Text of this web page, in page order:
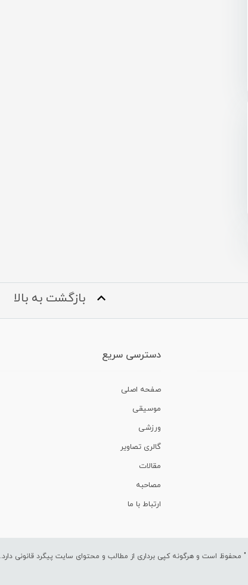
بازگشت به بالا
دسترسی سریع
صفحه اصلی
موسیقی
ورزشی
گالری تصاویر
مقالات
مصاحبه
ارتباط با ما
" محفوظ است و هرگونه کپی برداری از مطالب و محتوای سایت پیگرد قانونی دارد.